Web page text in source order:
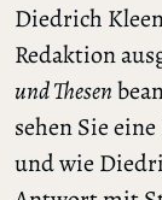
Diedrich
Redaktion
und Thesen
sehen Sie
und wie